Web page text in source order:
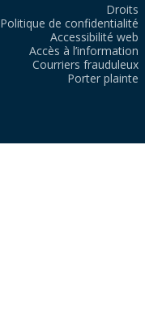
Droits
Politique de confidentialité
Accessibilité web
Accès à l’information
Courriers frauduleux
Porter plainte